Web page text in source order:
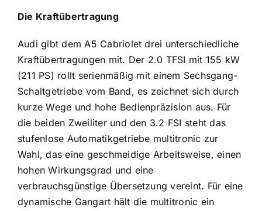
Die Kraftübertragung
Audi gibt dem A5 Cabriolet drei unterschiedliche
Kraftübertragungen mit. Der 2.0 TFSI mit 155 kW
(211 PS) rollt serienmäßig mit einem Sechsgang-
Schaltgetriebe vom Band, es zeichnet sich durch
kurze Wege und hohe Bedienpräzision aus. Für
die beiden Zweiliter und den 3.2 FSI steht das
stufenlose Automatikgetriebe multitronic zur
Wahl, das eine geschmeidige Arbeitsweise, einen
hohen Wirkungsgrad und eine
verbrauchsgünstige Übersetzung vereint. Für eine
dynamische Gangart hält die multitronic ein